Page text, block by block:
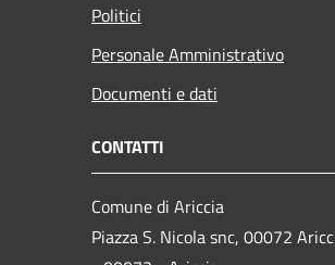
Politici
Personale Amministrativo
Documenti e dati
CONTATTI
Comune di Ariccia
Piazza S. Nicola snc, 00072